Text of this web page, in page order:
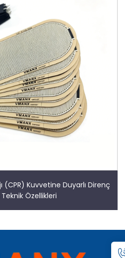
(CPR) Kuvvetine Duyarlı Direnç
Özellikleri